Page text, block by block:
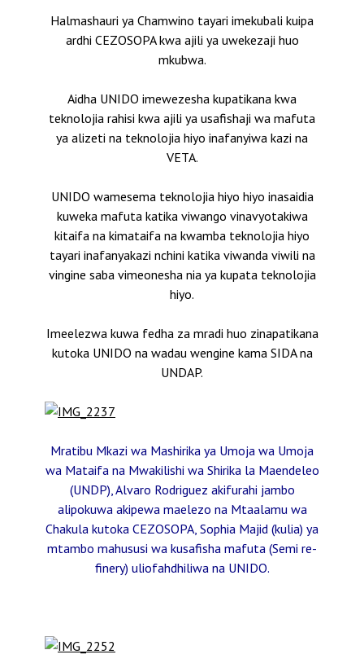
Halmashauri ya Chamwino tayari imekubali kuipa
ardhi CEZOSOPA kwa ajili ya uwekezaji huo
mkubwa.
Aidha UNIDO imewezesha kupatikana kwa
teknolojia rahisi kwa ajili ya usafishaji wa mafuta
ya alizeti na teknolojia hiyo inafanyiwa kazi na
VETA.
UNIDO wamesema teknolojia hiyo hiyo inasaidia
kuweka mafuta katika viwango vinavyotakiwa
kitaifa na kimataifa na kwamba teknolojia hiyo
tayari inafanyakazi nchini katika viwanda viwili na
vingine saba vimeonesha nia ya kupata teknolojia
hiyo.
Imeelezwa kuwa fedha za mradi huo zinapatikana
kutoka UNIDO na wadau wengine kama SIDA na
UNDAP.
Mratibu Mkazi wa Mashirika ya Umoja wa Umoja
wa Mataifa na Mwakilishi wa Shirika la Maendeleo
(UNDP), Alvaro Rodriguez akifurahi jambo
alipokuwa akipewa maelezo na Mtaalamu wa
Chakula kutoka CEZOSOPA, Sophia Majid (kulia) ya
mtambo mahususi wa kusafisha mafuta (Semi re-
finery) uliofahdhiliwa na UNIDO.